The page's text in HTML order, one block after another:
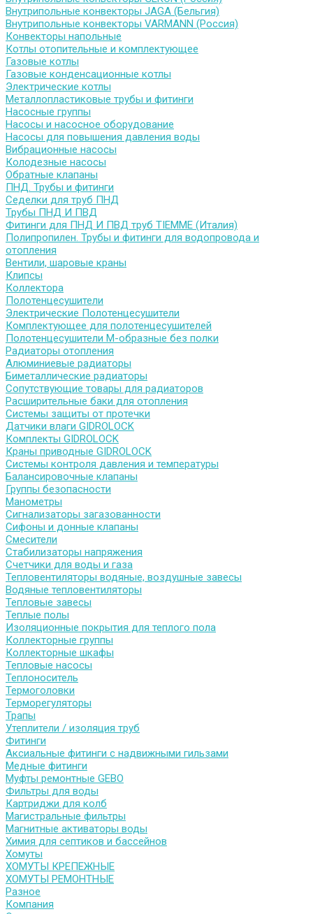
Внутрипольные конвекторы JAGA (Бельгия)
Внутрипольные конвекторы VARMANN (Россия)
Конвекторы напольные
Котлы отопительные и комплектующее
Газовые котлы
Газовые конденсационные котлы
Электрические котлы
Металлопластиковые трубы и фитинги
Насосные группы
Насосы и насосное оборудование
Насосы для повышения давления воды
Вибрационные насосы
Колодезные насосы
Обратные клапаны
ПНД. Трубы и фитинги
Седелки для труб ПНД
Трубы ПНД И ПВД
Фитинги для ПНД И ПВД труб TIEMME (Италия)
Полипропилен. Трубы и фитинги для водопровода и
отопления
Вентили, шаровые краны
Клипсы
Коллектора
Полотенцесушители
Электрические Полотенцесушители
Комплектующее для полотенцесушителей
Полотенцесушители М-образные без полки
Радиаторы отопления
Алюминиевые радиаторы
Биметаллические радиаторы
Сопутствующие товары для радиаторов
Расширительные баки для отопления
Системы защиты от протечки
Датчики влаги GIDROLOCK
Комплекты GIDROLOCK
Краны приводные GIDROLOCK
Системы контроля давления и температуры
Балансировочные клапаны
Группы безопасности
Манометры
Сигнализаторы загазованности
Сифоны и донные клапаны
Смесители
Стабилизаторы напряжения
Счетчики для воды и газа
Тепловентиляторы водяные, воздушные завесы
Водяные тепловентиляторы
Тепловые завесы
Теплые полы
Изоляционные покрытия для теплого пола
Коллекторные группы
Коллекторные шкафы
Тепловые насосы
Теплоноситель
Термоголовки
Терморегуляторы
Трапы
Утеплители / изоляция труб
Фитинги
Аксиальные фитинги с надвижными гильзами
Медные фитинги
Муфты ремонтные GEBO
Фильтры для воды
Картриджи для колб
Магистральные фильтры
Магнитные активаторы воды
Химия для септиков и бассейнов
Хомуты
ХОМУТЫ КРЕПЕЖНЫЕ
ХОМУТЫ РЕМОНТНЫЕ
Разное
Компания